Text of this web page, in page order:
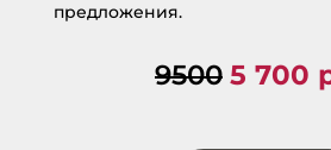
предложения.
9500 5 700